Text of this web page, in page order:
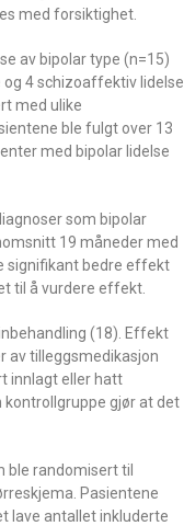
med forsiktighet.
av bipolar type (n=15)
4 schizoaffektiv lidelse.
med ulike
ble fulgt over 13
med bipolar lidelse
som bipolar
19 måneder med
signifikant bedre effekt
til å vurdere effekt.
(18). Effekt
av tilleggsmedikasjon
innlagt eller hatt
kontrollgruppe gjør at det
ble randomisert til
Pasientene
lave antallet inkluderte